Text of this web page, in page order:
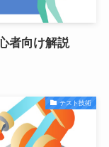
者向け解説
テスト技術